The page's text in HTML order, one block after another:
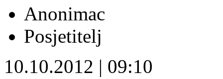
Anonimac
Posjetitelj
10.10.2012 | 09:10